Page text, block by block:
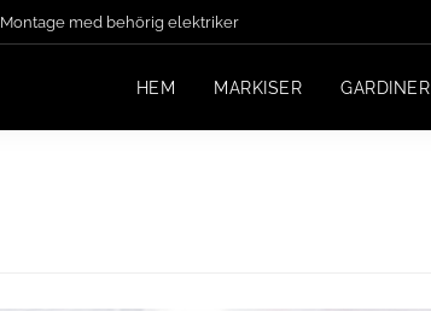
Montage med behörig elektriker
HEM MARKISER GARDINER